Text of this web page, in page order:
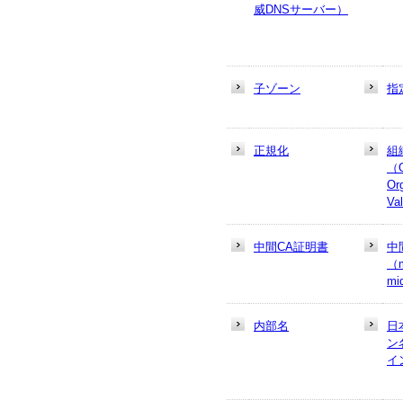
威DNSサーバー）
子ゾーン 指
正規化
組
中間CA証明書
中
内部名
ン
イ